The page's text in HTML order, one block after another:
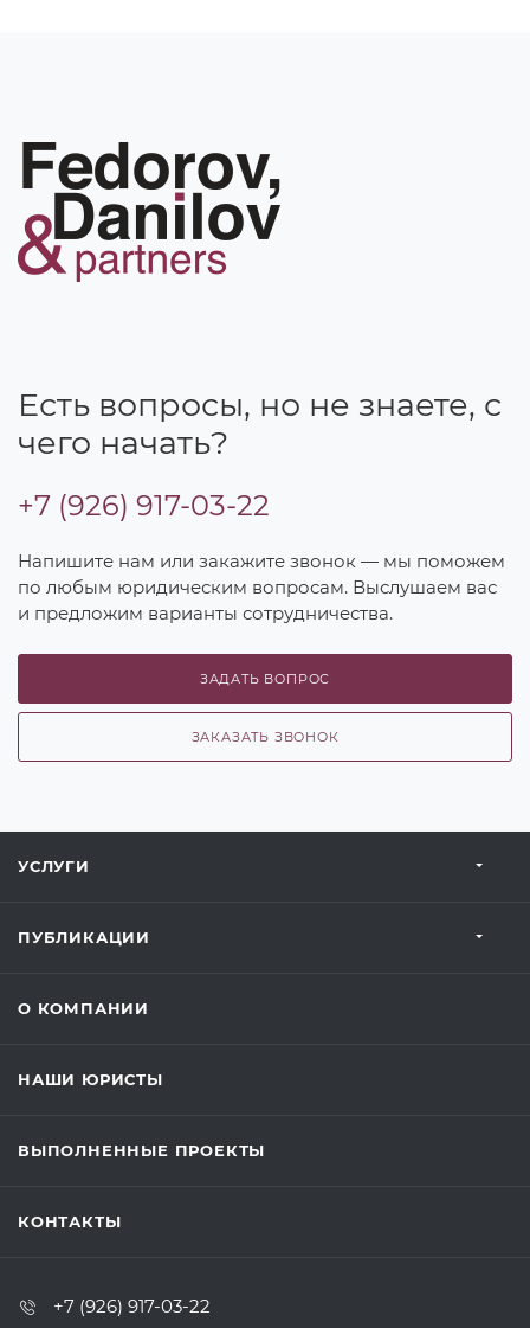
Есть вопросы, но не знаете, с
чего начать?
+7 (926) 917-03-22
Напишите нам или закажите звонок — мы поможем
по любым юридическим вопросам. Выслушаем вас
и предложим варианты сотрудничества.
ЗАДАТЬ ВОПРОС
ЗАКАЗАТЬ ЗВОНОК
УСЛУГИ
ПУБЛИКАЦИИ
О КОМПАНИИ
НАШИ ЮРИСТЫ
ВЫПОЛНЕННЫЕ ПРОЕКТЫ
КОНТАКТЫ
+7 (926) 917-03-22